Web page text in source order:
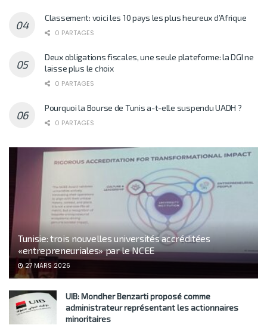
Classement: voici les 10 pays les plus heureux d’Afrique
0 PARTAGES
Deux obligations fiscales, une seule plateforme: la DGI ne
laisse plus le choix
0 PARTAGES
Pourquoi la Bourse de Tunis a-t-elle suspendu UADH ?
0 PARTAGES
Tunisie: trois nouvelles universités accréditées
«entrepreneuriales» par le NCEE
27 MARS 2026
UIB: Mondher Benzarti proposé comme
administrateur représentant les actionnaires
minoritaires